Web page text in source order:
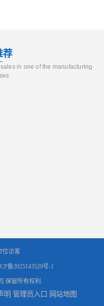
荐
in one of the manufacturing
位访客
备2025143529号-1
保留所有权利.
明 管理员入口 网站地图